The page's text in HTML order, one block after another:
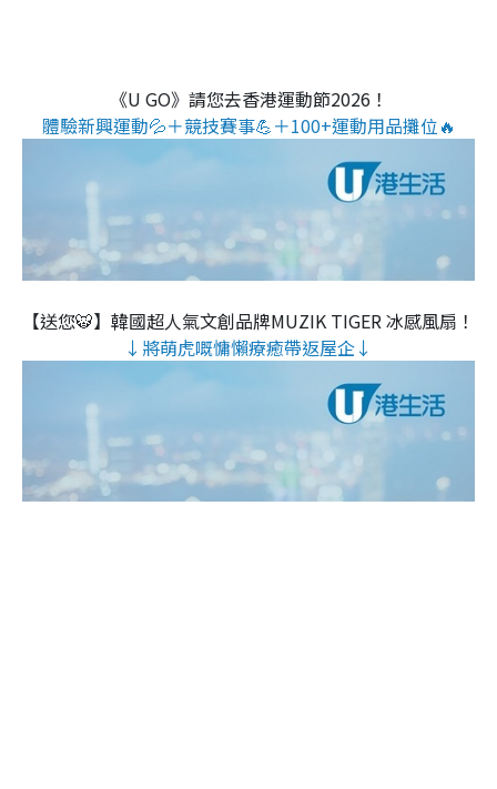
《U GO》請您去香港運動節2026！
體驗新興運動💦＋競技賽事💪＋100+運動用品攤位🔥
【送您🐯】韓國超人氣文創品牌MUZIK TIGER 冰感風扇！
↓將萌虎嘅慵懶療癒帶返屋企↓